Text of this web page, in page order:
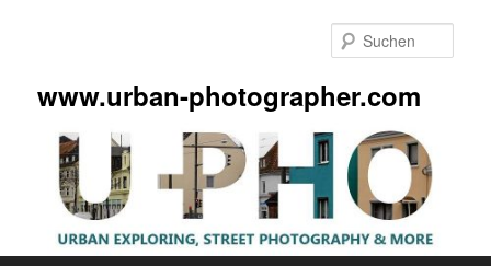
www.urban-photographer.com